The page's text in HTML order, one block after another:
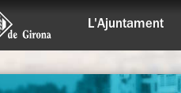
L'Ajuntament